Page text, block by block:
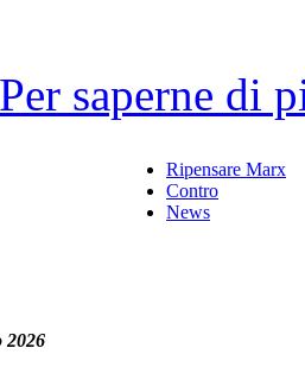
Per saperne di
2026
Ripensare Marx
Contro
News